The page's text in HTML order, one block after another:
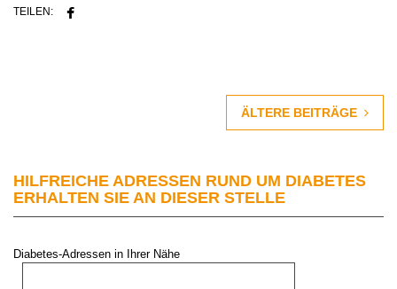
TEILEN:
ÄLTERE BEITRÄGE
HILFREICHE ADRESSEN RUND UM DIABETES
ERHALTEN SIE AN DIESER STELLE
Diabetes-Adressen in Ihrer Nähe